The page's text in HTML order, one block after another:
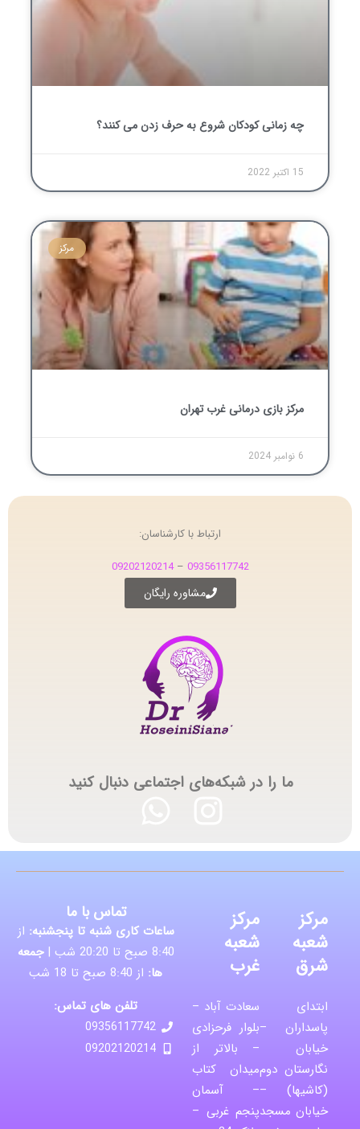
چه زمانی کودکان شروع به حرف زدن می کنند؟
15 اکتبر 2022
مرکز
مرکز بازی درمانی غرب تهران
6 نوامبر 2024
ارتباط با کارشناسان:
09356117742
–
09202120214
مشاوره رایگان
ما را در شبکه‌های اجتماعی دنبال کنید
مرکز
شعبه
شرق
ابتدای
پاسداران –
خیابان
نگارستان دوم
(کاشیها) –
خیابان مسجد
مرکز
شعبه
غرب
سعادت آباد –
بلوار فرحزادی
– بالاتر از
میدان کتاب
– آسمان
پنجم غربی –
تماس با ما
ساعات کاری شنبه تا پنجشنبه: از
8:40 صبح تا 20:20 شب |
جمعه
ها: از 8:40 صبح تا 18 شب
تلفن های تماس:
09356117742
09202120214